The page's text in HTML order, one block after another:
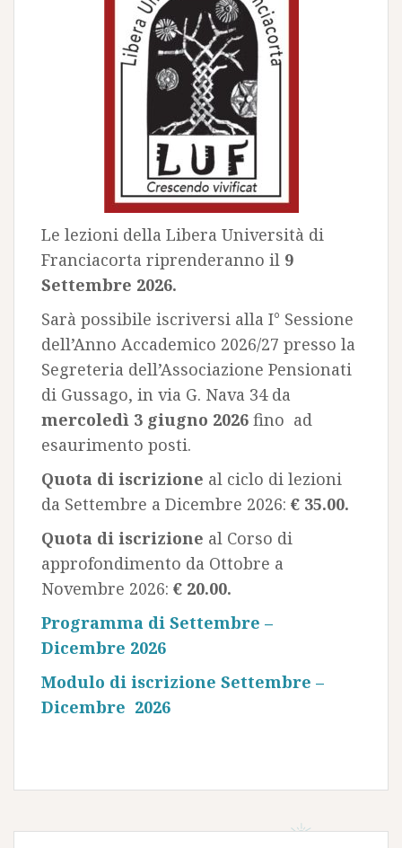
Le lezioni della Libera Università di
Franciacorta riprenderanno il 9
Settembre 2026.
Sarà possibile iscriversi alla I° Sessione
dell’Anno Accademico 2026/27 presso la
Segreteria dell’Associazione Pensionati
di Gussago, in via G. Nava 34 da
mercoledì 3 giugno 2026 fino ad
esaurimento posti.
Quota di iscrizione al ciclo di lezioni
da Settembre a Dicembre 2026: € 35.00.
Quota di iscrizione al Corso di
approfondimento da Ottobre a
Novembre 2026: € 20.00.
Programma di Settembre –
Dicembre 2026
Modulo di iscrizione Settembre –
Dicembre 2026